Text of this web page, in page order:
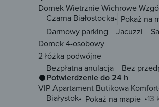
Domek Wietrznie Wichrowe
Czarna Białostocka
Pokaż na
Darmowy parking Jacuzzi
Domek 4-osobowy
2 łóżka podwójne
Bezpłatna anulacja
Bez
Potwierdzenie do 24 h
VIP Apartament Butikowa
Białystok
Pokaż na mapie
13